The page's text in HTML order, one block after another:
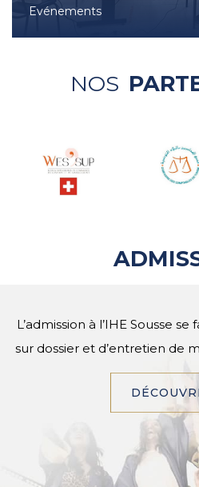
Evénements
NOS
L’admission à l’IHE Sousse
sur dossier et d’entretien de